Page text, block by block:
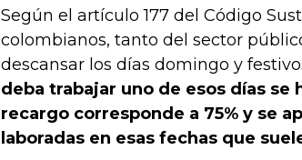
Según el artículo 177 del Código
colombianos, tanto del sector
descansar los días domingo y
deba trabajar uno de esos días
recargo corresponde a 75% y se
laboradas en esas fechas que